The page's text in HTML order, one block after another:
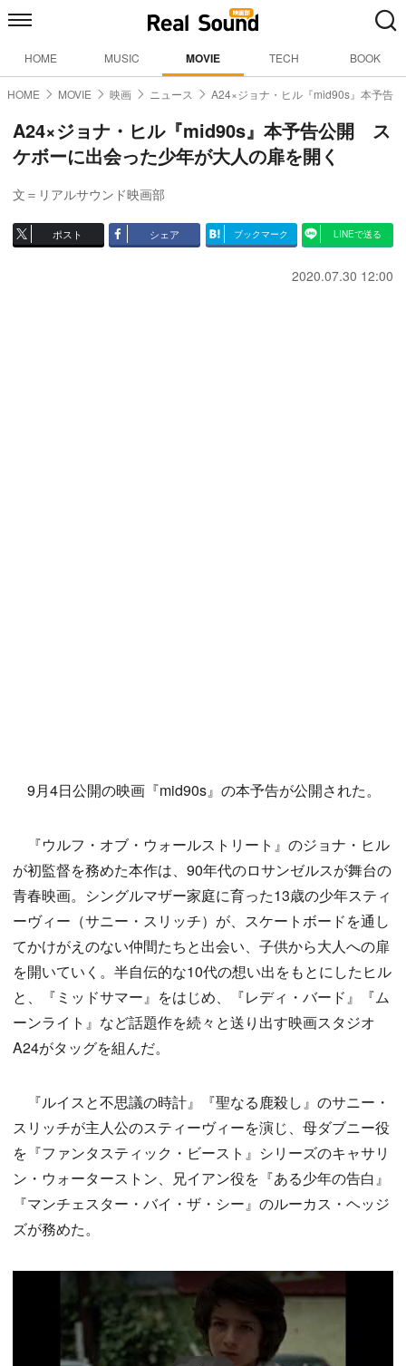
HOME MUSIC MOVIE TECH BOOK
HOME MOVIE 映画 ニュース A24×ジョナ・ヒル『mid90s』本予告
A24×ジョナ・ヒル『mid90s』本予告公開 ス
ケボーに出会った少年が大人の扉を開く
文＝リアルサウンド映画部
ポスト シェア ブックマーク LINEで送る
2020.07.30 12:00
9月4日公開の映画『mid90s』の本予告が公開された。
『ウルフ・オブ・ウォールストリート』のジョナ・ヒル
が初監督を務めた本作は、90年代のロサンゼルスが舞台の
青春映画。シングルマザー家庭に育った13歳の少年スティ
ーヴィー（サニー・スリッチ）が、スケートボードを通し
てかけがえのない仲間たちと出会い、⼦供から⼤⼈への扉
を開いていく。半⾃伝的な10代の想い出をもとにしたヒル
と、『ミッドサマー』をはじめ、『レディ・バード』『ム
ーンライト』など話題作を続々と送り出す映画スタジオ
A24がタッグを組んだ。
『ルイスと不思議の時計』『聖なる鹿殺し』のサニー・
スリッチが主人公のスティーヴィーを演じ、母ダブニー役
を『ファンタスティック・ビースト』シリーズのキャサリ
ン・ウォーターストン、兄イアン役を『ある少年の告白』
『マンチェスター・バイ・ザ・シー』のルーカス・ヘッジ
ズが務めた。